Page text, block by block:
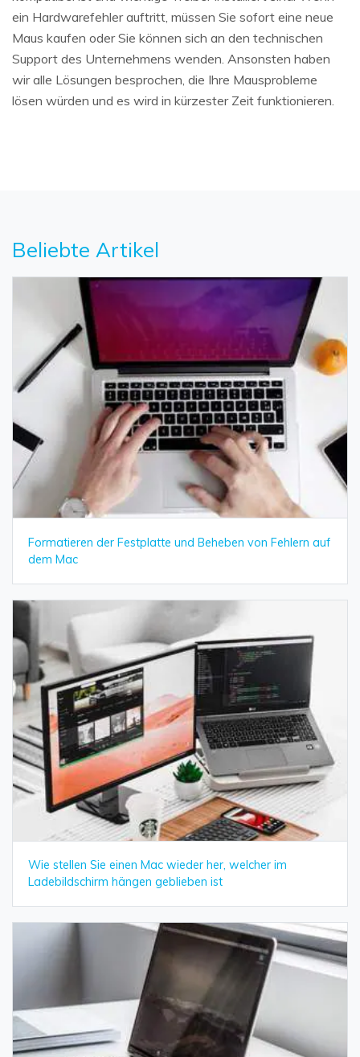
ein Hardwarefehler auftritt, müssen Sie sofort eine neue
Maus kaufen oder Sie können sich an den technischen
Support des Unternehmens wenden. Ansonsten haben
wir alle Lösungen besprochen, die Ihre Mausprobleme
lösen würden und es wird in kürzester Zeit funktionieren.
Beliebte Artikel
Formatieren der Festplatte und Beheben von Fehlern auf
dem Mac
Wie stellen Sie einen Mac wieder her, welcher im
Ladebildschirm hängen geblieben ist